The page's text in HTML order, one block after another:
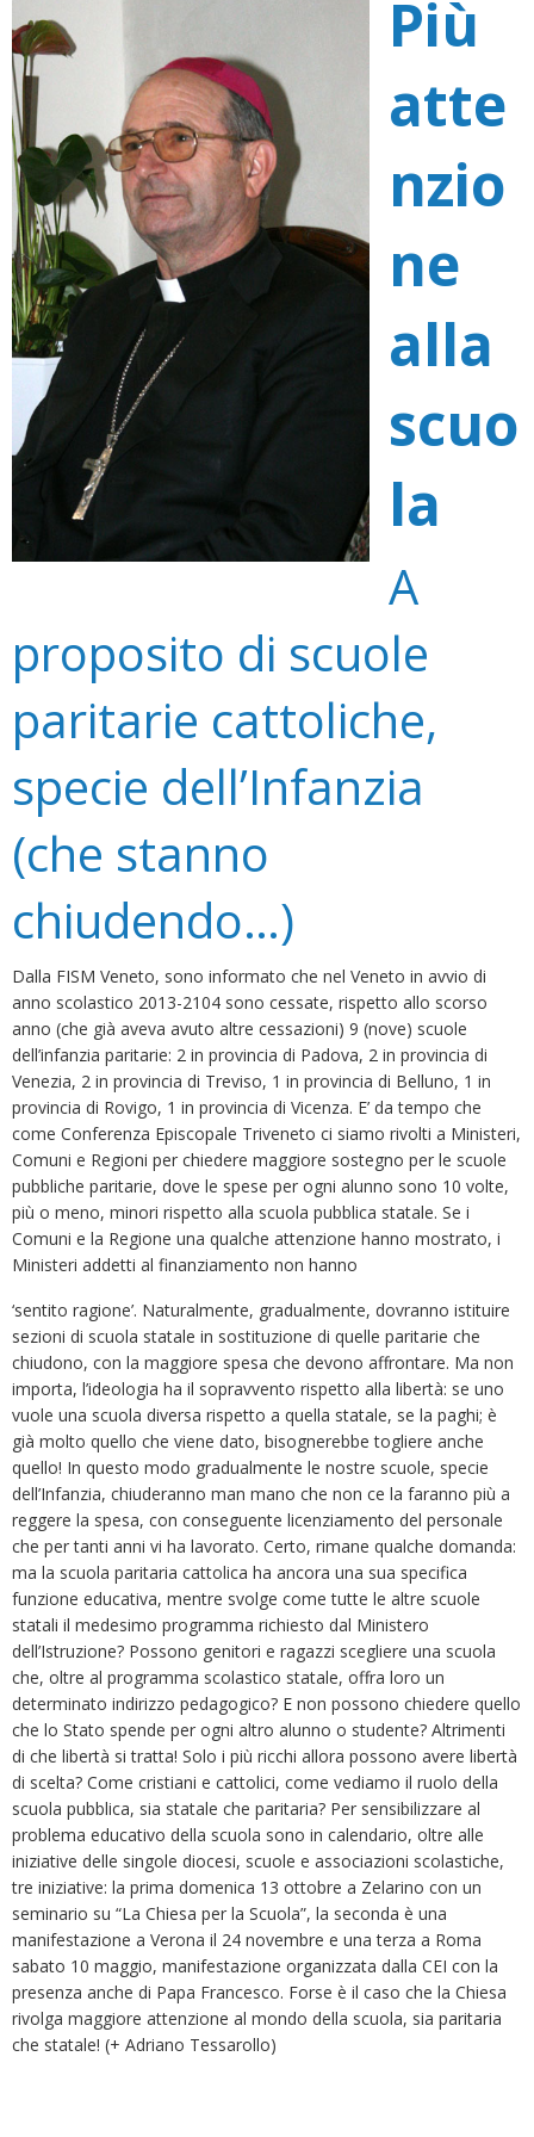
Più
atte
nzio
ne
alla
scuo
la
A
proposito di scuole
paritarie cattoliche,
specie dell’Infanzia
(che stanno
chiudendo…)
Dalla FISM Veneto, sono informato che nel Veneto in avvio di
anno scolastico 2013-2104 sono cessate, rispetto allo scorso
anno (che già aveva avuto altre cessazioni) 9 (nove) scuole
dell’infanzia paritarie: 2 in provincia di Padova, 2 in provincia di
Venezia, 2 in provincia di Treviso, 1 in provincia di Belluno, 1 in
provincia di Rovigo, 1 in provincia di Vicenza. E’ da tempo che
come Conferenza Episcopale Triveneto ci siamo rivolti a Ministeri,
Comuni e Regioni per chiedere maggiore sostegno per le scuole
pubbliche paritarie, dove le spese per ogni alunno sono 10 volte,
più o meno, minori rispetto alla scuola pubblica statale. Se i
Comuni e la Regione una qualche attenzione hanno mostrato, i
Ministeri addetti al finanziamento non hanno
‘sentito ragione’. Naturalmente, gradualmente, dovranno istituire
sezioni di scuola statale in sostituzione di quelle paritarie che
chiudono, con la maggiore spesa che devono affrontare. Ma non
importa, l’ideologia ha il sopravvento rispetto alla libertà: se uno
vuole una scuola diversa rispetto a quella statale, se la paghi; è
già molto quello che viene dato, bisognerebbe togliere anche
quello! In questo modo gradualmente le nostre scuole, specie
dell’Infanzia, chiuderanno man mano che non ce la faranno più a
reggere la spesa, con conseguente licenziamento del personale
che per tanti anni vi ha lavorato. Certo, rimane qualche domanda:
ma la scuola paritaria cattolica ha ancora una sua specifica
funzione educativa, mentre svolge come tutte le altre scuole
statali il medesimo programma richiesto dal Ministero
dell’Istruzione? Possono genitori e ragazzi scegliere una scuola
che, oltre al programma scolastico statale, offra loro un
determinato indirizzo pedagogico? E non possono chiedere quello
che lo Stato spende per ogni altro alunno o studente? Altrimenti
di che libertà si tratta! Solo i più ricchi allora possono avere libertà
di scelta? Come cristiani e cattolici, come vediamo il ruolo della
scuola pubblica, sia statale che paritaria? Per sensibilizzare al
problema educativo della scuola sono in calendario, oltre alle
iniziative delle singole diocesi, scuole e associazioni scolastiche,
tre iniziative: la prima domenica 13 ottobre a Zelarino con un
seminario su “La Chiesa per la Scuola”, la seconda è una
manifestazione a Verona il 24 novembre e una terza a Roma
sabato 10 maggio, manifestazione organizzata dalla CEI con la
presenza anche di Papa Francesco. Forse è il caso che la Chiesa
rivolga maggiore attenzione al mondo della scuola, sia paritaria
che statale! (+ Adriano Tessarollo)